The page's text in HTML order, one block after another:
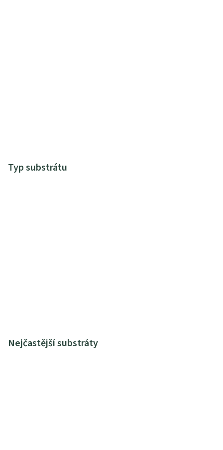
Typ substrátu
Nejčastější substráty